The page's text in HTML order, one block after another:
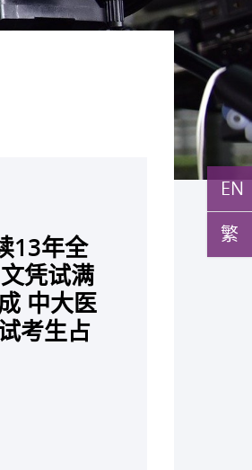
EN
繁
13年全
凭试满
中大医
考生占
统助测
介个案
诊症时
工程界
技奖」
一香港
凤凰奖
鼓励学
界 装备
方案
基因异
孕流产
靶点 小
视力 有
法
疗耐药
具「除
耐药性
牵头跨
阳性
特定基
望变成
共存
野裕杰
名学者
高荣誉
家 探讨
民健康
洲研究
奖项
奖
临床应
GLP-1
复情况